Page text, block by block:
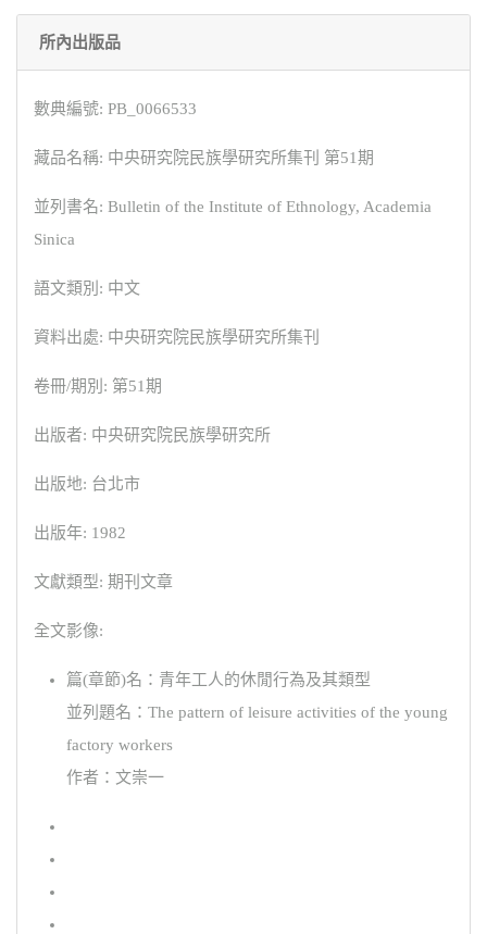
所內出版品
數典編號: PB_0066533
藏品名稱: 中央研究院民族學研究所集刊 第51期
並列書名: Bulletin of the Institute of Ethnology, Academia
Sinica
語文類別: 中文
資料出處: 中央研究院民族學研究所集刊
卷冊/期別: 第51期
出版者: 中央研究院民族學研究所
出版地: 台北市
出版年: 1982
文獻類型: 期刊文章
全文影像:
篇(章節)名：青年工人的休閒行為及其類型
並列題名：The pattern of leisure activities of the young
factory workers
作者：文崇一